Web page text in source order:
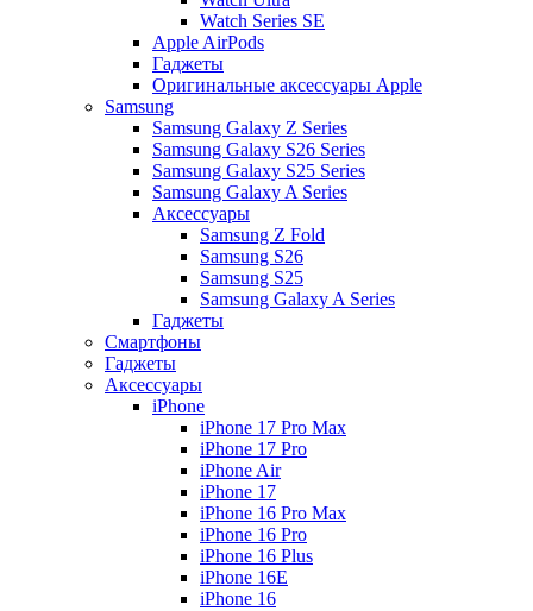
Watch Series SE
Apple AirPods
Гаджеты
Оригинальные аксессуары Apple
Samsung
Samsung Galaxy Z Series
Samsung Galaxy S26 Series
Samsung Galaxy S25 Series
Samsung Galaxy A Series
Аксессуары
Samsung Z Fold
Samsung S26
Samsung S25
Samsung Galaxy A Series
Гаджеты
Смартфоны
Гаджеты
Аксессуары
iPhone
iPhone 17 Pro Max
iPhone 17 Pro
iPhone Air
iPhone 17
iPhone 16 Pro Max
iPhone 16 Pro
iPhone 16 Plus
iPhone 16E
iPhone 16